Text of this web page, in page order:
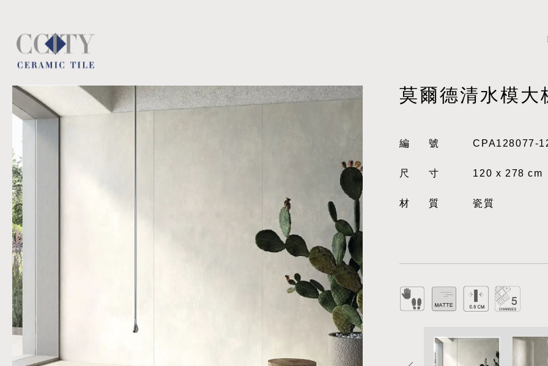
莫爾德清水模大
編號 CPA128077-
尺寸 120 x 278 cm
材質 瓷質